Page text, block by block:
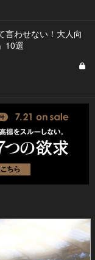
言わせない！大人向
10選